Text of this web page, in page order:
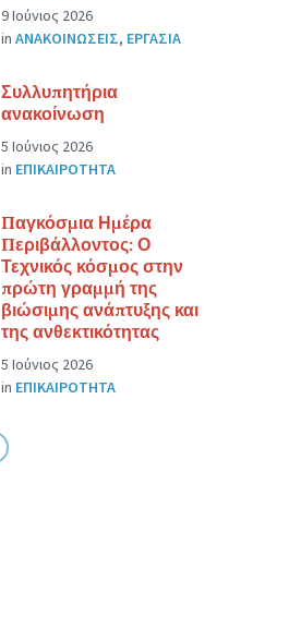
9 Ιούνιος 2026
inΑΝΑΚΟΙΝΩΣΕΙΣ, ΕΡΓΑΣΙΑ
Συλλυπητήρια
ανακοίνωση
5 Ιούνιος 2026
in ΕΠΙΚΑΙΡΟΤΗΤΑ
Παγκόσμια Ημέρα
Περιβάλλοντος: Ο
Τεχνικός κόσμος στην
πρώτη γραμμή της
βιώσιμης ανάπτυξης και
της ανθεκτικότητας
5 Ιούνιος 2026
in ΕΠΙΚΑΙΡΟΤΗΤΑ